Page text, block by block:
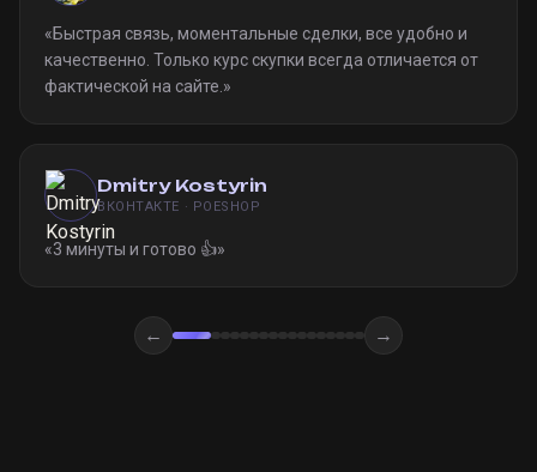
«Быстрая связь, моментальные сделки, все удобно и
качественно. Только курс скупки всегда отличается от
фактической на сайте. »
Dmitry Kostyrin
ВКОНТАКТЕ · POESHOP
«3 минуты и готово 👍»
← →